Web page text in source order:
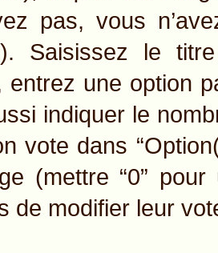
pas, vous
Saisissez le
entrez une option
indiquer le
vote dans
(mettre “0”
de modifier leur